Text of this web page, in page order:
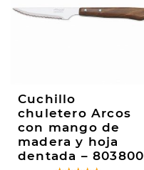
Cuchillo
chuletero Arcos
con mango de
madera y hoja
dentada – 803800